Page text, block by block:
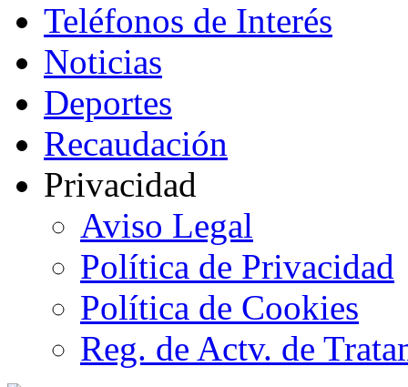
Teléfonos de Interés
Noticias
Deportes
Recaudación
Privacidad
Aviso Legal
Política de Privacidad
Política de Cookies
Reg. de Actv. de